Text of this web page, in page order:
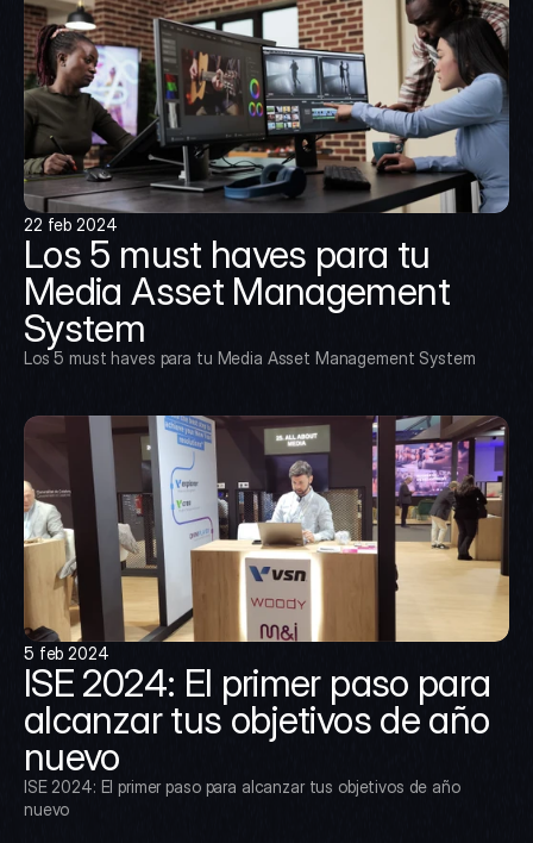
22 feb 2024
Los 5 must haves para tu
Media Asset Management
System
Los 5 must haves para tu Media Asset Management System
5 feb 2024
ISE 2024: El primer paso para
alcanzar tus objetivos de año
nuevo
ISE 2024: El primer paso para alcanzar tus objetivos de año
nuevo